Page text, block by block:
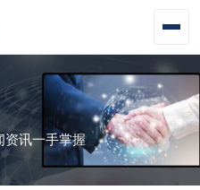
资讯一手掌握